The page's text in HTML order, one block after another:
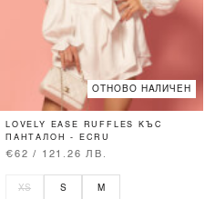
ОТНОВО НАЛИЧЕН
LOVELY EASE RUFFLES КЪС
ПАНТАЛОН - ECRU
€62 / 121.26 ЛВ.
XS S M